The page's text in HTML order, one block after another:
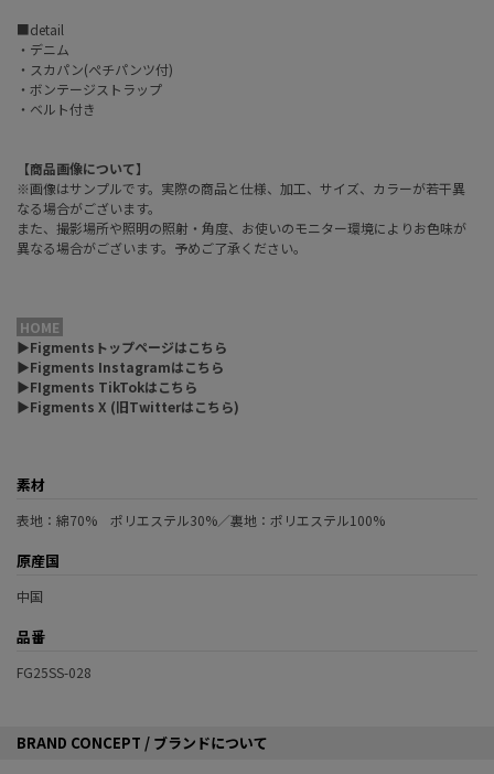
■detail
・デニム
・スカパン(ぺチパンツ付)
・ボンテージストラップ
・ベルト付き
【商品画像について】
※画像はサンプルです。実際の商品と仕様、加工、サイズ、カラーが若干異
なる場合がございます。
また、撮影場所や照明の照射・角度、お使いのモニター環境によりお色味が
異なる場合がございます。予めご了承ください。
HOME
▶Figmentsトップページはこちら
▶Figments Instagramはこちら
▶FIgments TikTokはこちら
▶Figments X (旧Twitterはこちら)
素材
表地：綿70% ポリエステル30%／裏地：ポリエステル100%
原産国
中国
品番
FG25SS-028
BRAND CONCEPT / ブランドについて